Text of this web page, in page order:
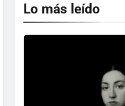
Lo más leído